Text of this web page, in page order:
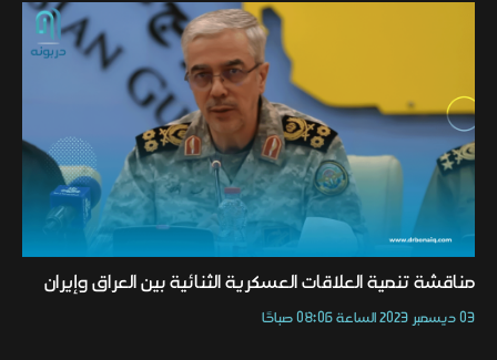
مناقشة تنمية العلاقات العسكرية الثنائية بين العراق وإيران
03 ديسمبر 2023 الساعة 08:06 صباحًا